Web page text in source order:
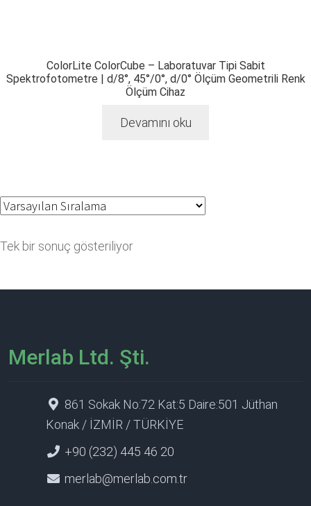
ColorLite ColorCube – Laboratuvar Tipi Sabit
Spektrofotometre | d/8°, 45°/0°, d/0° Ölçüm Geometrili Renk
Ölçüm Cihaz
Devamını oku
Tek bir sonuç gösteriliyor
Merlab Ltd. Şti.
861 Sokak No:72 Kat:5 Daire:501 Jüthan
Konak / İZMİR / TÜRKİYE
+90 (232) 445 46 20
merlab@merlab.com.tr